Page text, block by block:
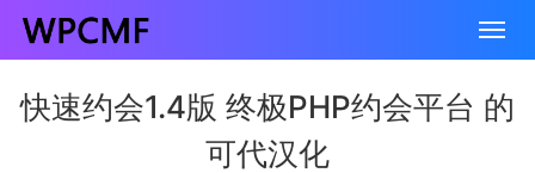
快速约会1.4版 终极PHP约会平台 的
可代汉化